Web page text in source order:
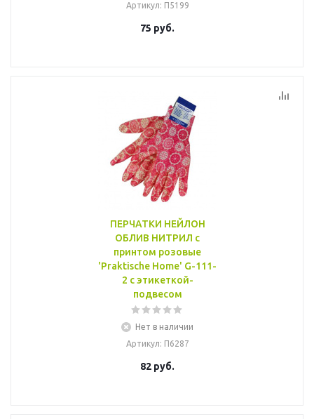
Артикул: П5199
75 руб.
ПЕРЧАТКИ НЕЙЛОН
ОБЛИВ НИТРИЛ с
принтом розовые
'Praktische Home' G-111-
2 с этикеткой-
подвесом
Нет в наличии
Артикул: П6287
82 руб.